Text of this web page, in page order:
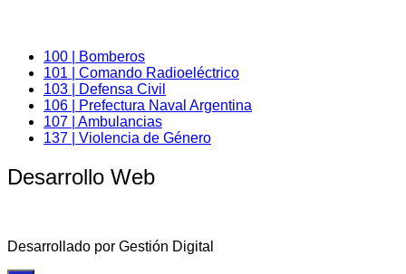
100 | Bomberos
101 | Comando Radioeléctrico
103 | Defensa Civil
106 | Prefectura Naval Argentina
107 | Ambulancias
137 | Violencia de Género
Desarrollo Web
Desarrollado por Gestión Digital